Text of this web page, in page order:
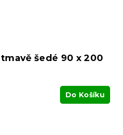
šedé 90 x 200
Do Košíku